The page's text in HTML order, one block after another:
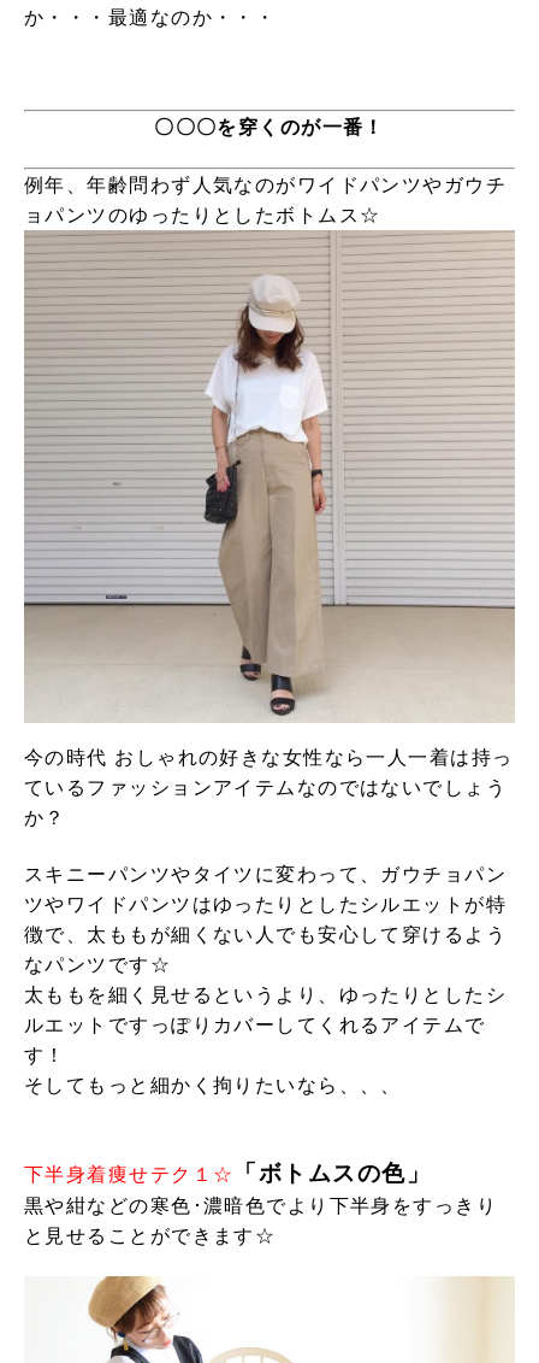
か・・・最適なのか・・・
〇〇〇を穿くのが一番！
例年、年齢問わず人気なのがワイドパンツやガウチ
ョパンツのゆったりとしたボトムス☆
今の時代 おしゃれの好きな女性なら一人一着は持っ
ているファッションアイテムなのではないでしょう
か？
スキニーパンツやタイツに変わって、ガウチョパン
ツやワイドパンツはゆったりとしたシルエットが特
徴で、太ももが細くない人でも安心して穿けるよう
なパンツです☆
太ももを細く見せるというより、ゆったりとしたシ
ルエットですっぽりカバーしてくれるアイテムで
す！
そしても っと細かく拘りたいなら、、、
下半身着痩せテク１☆ 「ボトムスの色」
黒や紺などの寒色･濃暗色でより下半身をすっきり
と見せることができます☆